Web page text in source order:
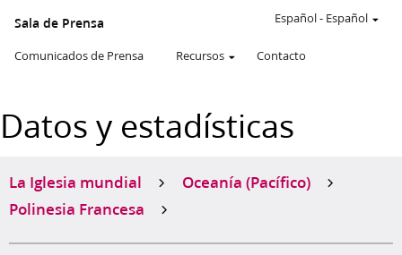
Sala de Prensa
Comunicados de Prensa Recursos Contacto
Español- Español
Datos y estadísticas
La Iglesia mundial
Oceanía (Pacífico)
Polinesia Francesa